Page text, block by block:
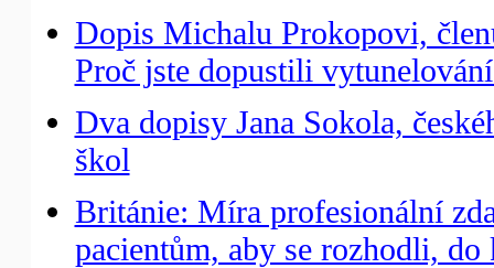
Dopis Michalu Prokopovi,
Proč jste dopustili
Dva dopisy Jana Sokola,
škol
Británie: Míra profesionální
pacientům, aby se rozhodli,